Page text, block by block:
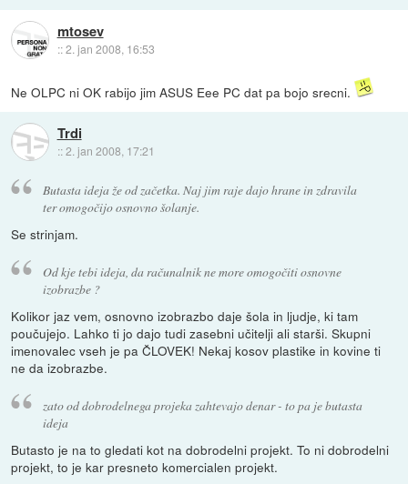
mtosev
::2. jan 2008, 16:53
Ne OLPC ni OK rabijo jim ASUS Eee PC dat pa bojo srecni.
Trdi
::2. jan 2008, 17:21
Butasta ideja že od začetka. Naj jim raje dajo hrane in zdravila
ter omogočijo osnovno šolanje.
Se strinjam.
Od kje tebi ideja, da računalnik ne more omogočiti osnovne
izobrazbe ?
Kolikor jaz vem, osnovno izobrazbo daje šola in ljudje, ki tam
poučujejo. Lahko ti jo dajo tudi zasebni učitelji ali starši. Skupni
imenovalec vseh je pa ČLOVEK! Nekaj kosov plastike in kovine ti
ne da izobrazbe.
zato od dobrodelnega projeka zahtevajo denar - to pa je butasta
ideja
Butasto je na to gledati kot na dobrodelni projekt. To ni dobrodelni
projekt, to je kar presneto komercialen projekt.